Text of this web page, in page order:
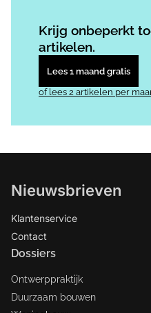
Krijg onbeperkt
artikelen.
Lees 1 maand gratis
of lees 2 artikelen per
Nieuwsbrieven
Klantenservice
Contact
Dossiers
Ontwerppraktijk
Duurzaam bouwen